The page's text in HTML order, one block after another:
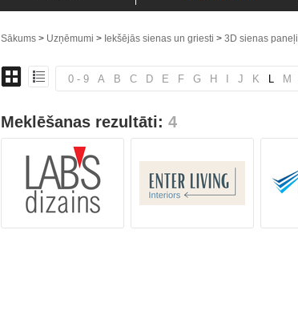
Sākums > Uzņēmumi > Iekšējās sienas un griesti > 3D sienas paneļi
0 - 9 A B C D E F G H J K L M
Meklēšanas rezultāti: 4